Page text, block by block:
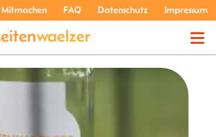
Mitmachen FAQ Datenschutz Impressum
THEMEN
PODCASTS